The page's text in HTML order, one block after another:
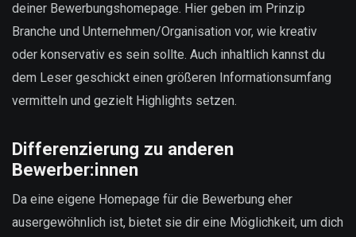
deiner Bewerbungshomepage. Hier geben im Prinzip
Branche und Unternehmen/Organisation vor, wie kreativ
oder konservativ es sein sollte. Auch inhaltlich kannst du
dem Leser geschickt einen größeren Informationsumfang
vermitteln und gezielt Highlights setzen.
Differenzierung zu anderen
Bewerber:innen
Da eine eigene Homepage für die Bewerbung eher
ausergewöhnlich ist, bietet sie dir eine Möglichkeit, um dich